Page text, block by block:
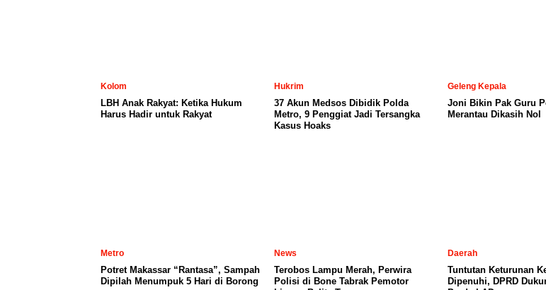
Kolom
LBH Anak Rakyat: Ketika Hukum
Harus Hadir untuk Rakyat
Hukrim
37 Akun Medsos Dibidik Polda
Metro, 9 Penggiat Jadi Tersangka
Kasus Hoaks
Geleng Kepala
Joni Bikin Pak Guru
Merantau Dikasih Nol
Metro
Potret Makassar “Rantasa”, Sampah
Dipilah Menumpuk 5 Hari di Borong
News
Terobos Lampu Merah, Perwira
Polisi di Bone Tabrak Pemotor
Daerah
Tuntutan Keturunan
Dipenuhi, DPRD